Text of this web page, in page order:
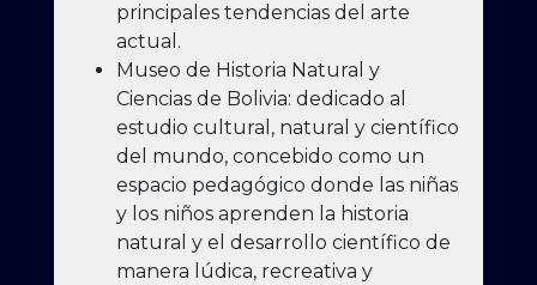
principales tendencias del arte
actual.
Museo de Historia Natural y
Ciencias de Bolivia: dedicado al
estudio cultural, natural y científico
del mundo, concebido como un
espacio pedagógico donde las niñas
y los niños aprenden la historia
natural y el desarrollo científico de
manera lúdica, recreativa y